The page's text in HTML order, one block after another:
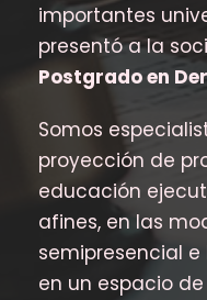
importantes
presentó a la
Postgrado en
Somos
proyección de
educación
afines, en las
semipresencial
en un espacio